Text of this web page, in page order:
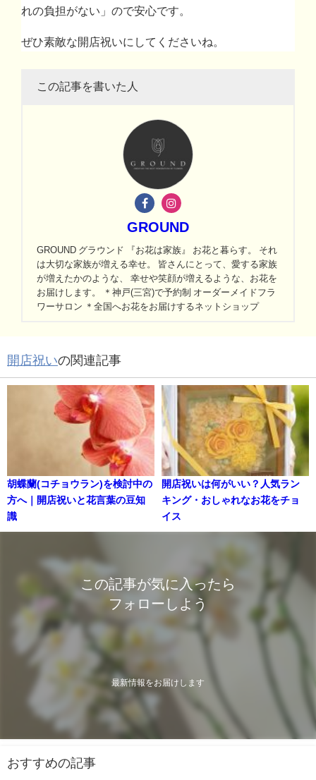
れの負担がない」ので安心です。
ぜひ素敵な開店祝いにしてくださいね。
この記事を書いた人
GROUND
GROUND グラウンド 『お花は家族』 お花と暮らす。 それ
は大切な家族が増える幸せ。 皆さんにとって、愛する家族
が増えたかのような、 幸せや笑顔が増えるような、お花を
お届けします。 ＊神戸(三宮)で予約制 オーダーメイドフラ
ワーサロン ＊全国へお花をお届けするネットショップ
開店祝いの関連記事
胡蝶蘭(コチョウラン)を検討中の
方へ｜開店祝いと花言葉の豆知
識
開店祝いは何がいい？人気ラン
キング・おしゃれなお花をチョ
イス
この記事が気に入ったら
フォローしよう
最新情報をお届けします
おすすめの記事